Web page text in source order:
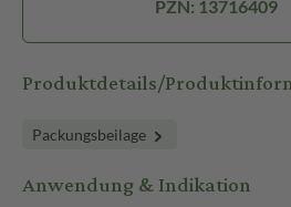
PZN: 13716409
Produktdetails/
Packungsbeilage
Anwendung & Indikation